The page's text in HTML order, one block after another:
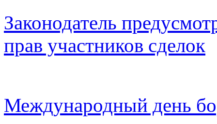
Законодатель
прав участников сделок
Международный день